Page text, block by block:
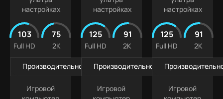
настройках
103
Full HD
75
2K
Производительность в играх
Игровой
настройках
125
Full HD
91
2K
Производительность в играх
Игровой
настройках
125
Full HD
91
2K
Игровой